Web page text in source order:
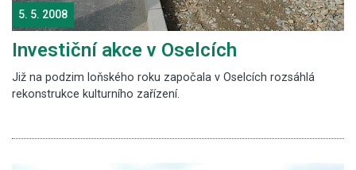
5. 5. 2008
Investiční akce v Oselcích
Již na podzim loňského roku započala v Oselcích rozsáhlá
rekonstrukce kulturního zařízení.